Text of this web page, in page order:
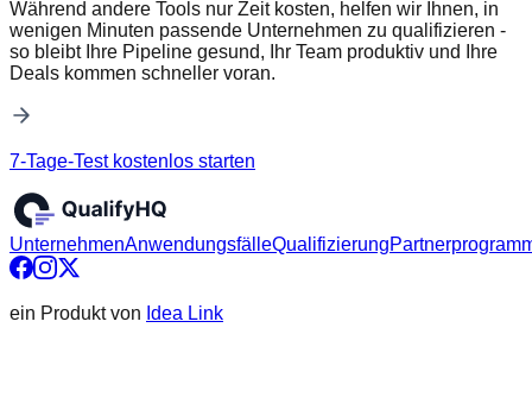
Während andere Tools nur Zeit kosten, helfen wir Ihnen, in
wenigen Minuten passende Unternehmen zu qualifizieren -
so bleibt Ihre Pipeline gesund, Ihr Team produktiv und Ihre
Deals kommen schneller voran.
7-Tage-Test kostenlos starten
UnternehmenAnwendungsfälleQualifizierung
ein Produkt von Idea Link